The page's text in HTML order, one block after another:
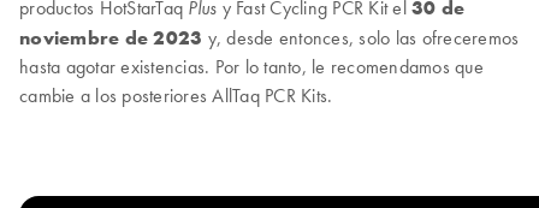
productos HotStarTaq Plus y Fast Cycling PCR Kit el 30 de
noviembre de 2023 y, desde entonces, solo las ofreceremos
hasta agotar existencias. Por lo tanto, le recomendamos que
cambie a los posteriores AllTaq PCR Kits.